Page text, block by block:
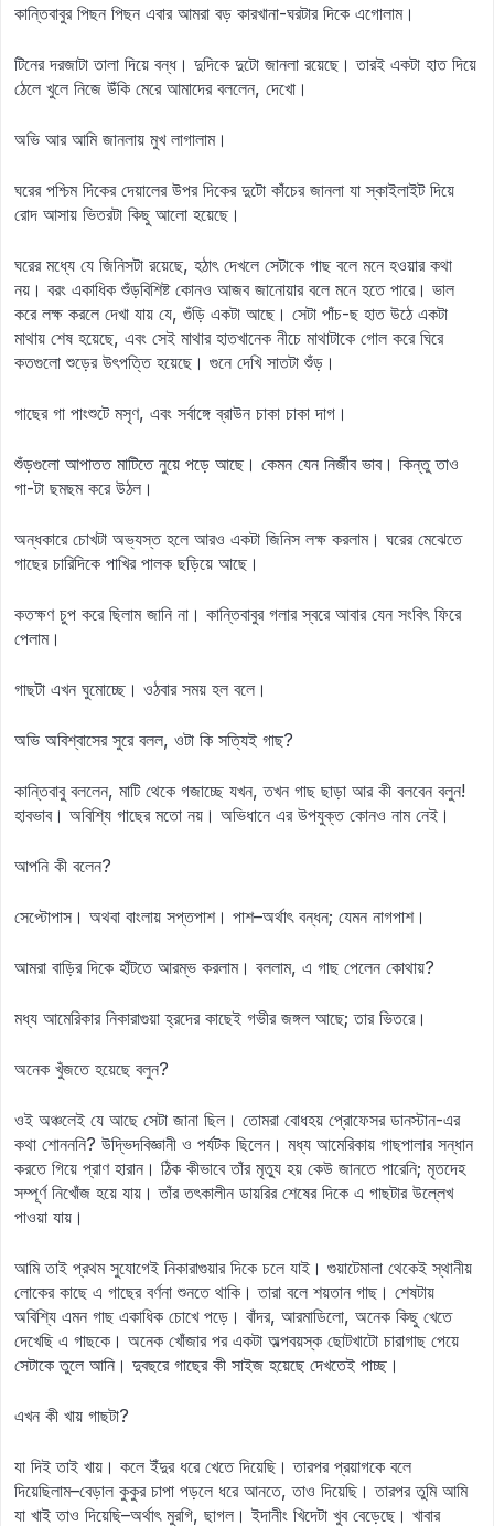
কান্তিবাবুর পিছন পিছন এবার আমরা বড় কারখানা-ঘরটার দিকে এগোলাম।
টিনের দরজাটা তালা দিয়ে বন্ধ। দুদিকে দুটো জানলা রয়েছে। তারই একটা হাত দিয়ে
ঠেলে খুলে নিজে উঁকি মেরে আমাদের বললেন, দেখো।
অভি আর আমি জানলায় মুখ লাগালাম।
ঘরের পশ্চিম দিকের দেয়ালের উপর দিকের দুটো কাঁচের জানলা যা স্কাইলাইট দিয়ে
রোদ আসায় ভিতরটা কিছু আলো হয়েছে।
ঘরের মধ্যে যে জিনিসটা রয়েছে, হঠাৎ দেখলে সেটাকে গাছ বলে মনে হওয়ার কথা
নয়। বরং একাধিক শুঁড়বিশিষ্ট কোনও আজব জানোয়ার বলে মনে হতে পারে। ভাল
করে লক্ষ করলে দেখা যায় যে, গুঁড়ি একটা আছে। সেটা পাঁচ-ছ হাত উঠে একটা
মাথায় শেষ হয়েছে, এবং সেই মাথার হাতখানেক নীচে মাথাটাকে গোল করে ঘিরে
কতগুলো শুড়ের উৎপত্তি হয়েছে। গুনে দেখি সাতটা শুঁড়।
গাছের গা পাংশুটে মসৃণ, এবং সর্বাঙ্গে ব্রাউন চাকা চাকা দাগ।
শুঁড়গুলো আপাতত মাটিতে নুয়ে পড়ে আছে। কেমন যেন নির্জীব ভাব। কিন্তু তাও
গা-টা ছমছম করে উঠল।
অন্ধকারে চোখটা অভ্যস্ত হলে আরও একটা জিনিস লক্ষ করলাম। ঘরের মেঝেতে
গাছের চারিদিকে পাখির পালক ছড়িয়ে আছে।
কতক্ষণ চুপ করে ছিলাম জানি না। কান্তিবাবুর গলার স্বরে আবার যেন সংবিৎ ফিরে
পেলাম।
গাছটা এখন ঘুমোচ্ছে। ওঠবার সময় হল বলে।
অভি অবিশ্বাসের সুরে বলল, ওটা কি সত্যিই গাছ?
কান্তিবাবু বললেন, মাটি থেকে গজাচ্ছে যখন, তখন গাছ ছাড়া আর কী বলবেন বলুন!
হাবভাব। অবিশ্যি গাছের মতো নয়। অভিধানে এর উপযুক্ত কোনও নাম নেই।
আপনি কী বলেন?
সেপ্টোপাস। অথবা বাংলায় সপ্তপাশ। পাশ–অর্থাৎ বন্ধন; যেমন নাগপাশ।
আমরা বাড়ির দিকে হাঁটতে আরম্ভ করলাম। বললাম, এ গাছ পেলেন কোথায়?
মধ্য আমেরিকার নিকারাগুয়া হ্রদের কাছেই গভীর জঙ্গল আছে; তার ভিতরে।
অনেক খুঁজতে হয়েছে বলুন?
ওই অঞ্চলেই যে আছে সেটা জানা ছিল। তোমরা বোধহয় প্রোফেসর ডানস্টান-এর
কথা শোনননি? উদ্ভিদবিজ্ঞানী ও পর্যটক ছিলেন। মধ্য আমেরিকায় গাছপালার সন্ধান
করতে গিয়ে প্রাণ হারান। ঠিক কীভাবে তাঁর মৃত্যু হয় কেউ জানতে পারেনি; মৃতদেহ
সম্পূর্ণ নিখোঁজ হয়ে যায়। তাঁর তৎকালীন ডায়রির শেষের দিকে এ গাছটার উল্লেখ
পাওয়া যায়।
আমি তাই প্রথম সুযোগেই নিকারাগুয়ার দিকে চলে যাই। গুয়াটেমালা থেকেই স্থানীয়
লোকের কাছে এ গাছের বর্ণনা শুনতে থাকি। তারা বলে শয়তান গাছ। শেষটায়
অবিশ্যি এমন গাছ একাধিক চোখে পড়ে। বাঁদর, আরমাডিলো, অনেক কিছু খেতে
দেখেছি এ গাছকে। অনেক খোঁজার পর একটা অল্পবয়স্ক ছোটখাটো চারাগাছ পেয়ে
সেটাকে তুলে আনি। দুবছরে গাছের কী সাইজ হয়েছে দেখতেই পাচ্ছ।
এখন কী খায় গাছটা?
যা দিই তাই খায়। কলে ইঁদুর ধরে খেতে দিয়েছি। তারপর প্রয়াগকে বলে
দিয়েছিলাম–বেড়াল কুকুর চাপা পড়লে ধরে আনতে, তাও দিয়েছি। তারপর তুমি আমি
যা খাই তাও দিয়েছি–অর্থাৎ মুরগি, ছাগল। ইদানীং খিদেটা খুব বেড়েছে। খাবার